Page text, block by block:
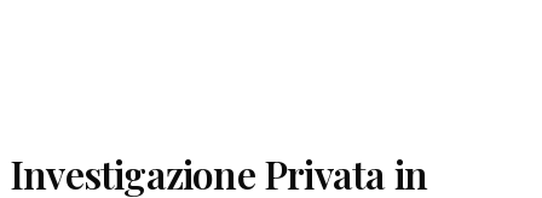
Investigazione Privata in